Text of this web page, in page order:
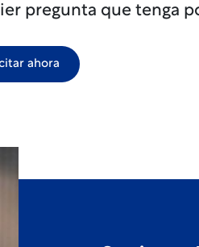
pregunta que tenga
ahora